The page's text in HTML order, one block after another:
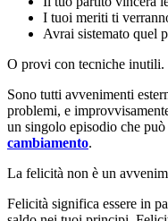
I tuoi meriti ti
Avrai sistemato quel
O provi con tecniche inutili.
Sono tutti avvenimenti
problemi, e
un singolo episodio che
cambiamento.
La felicità non è un
Felicità significa essere in